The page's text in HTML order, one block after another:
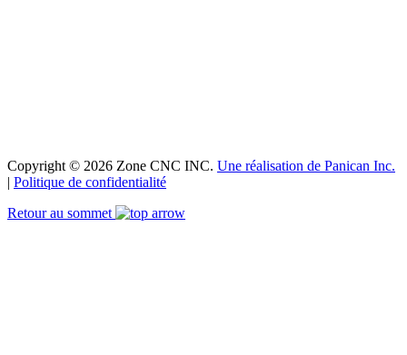
Copyright © 2026 Zone CNC INC. Une réalisation de Panican Inc.
| Politique de confidentialité
Retour au sommet